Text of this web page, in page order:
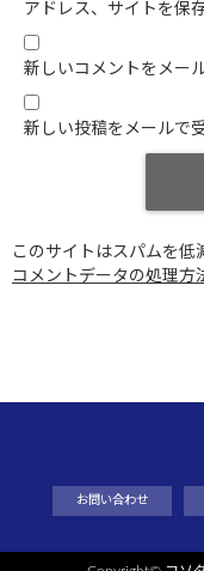
アドレス、サイトを保
新しいコメントをメー
新しい投稿をメールで
このサイトはスパムを低
コメントデータの処理方
お問い合わせ